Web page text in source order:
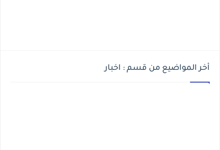
أخر المواضيع من قسم : اخبار